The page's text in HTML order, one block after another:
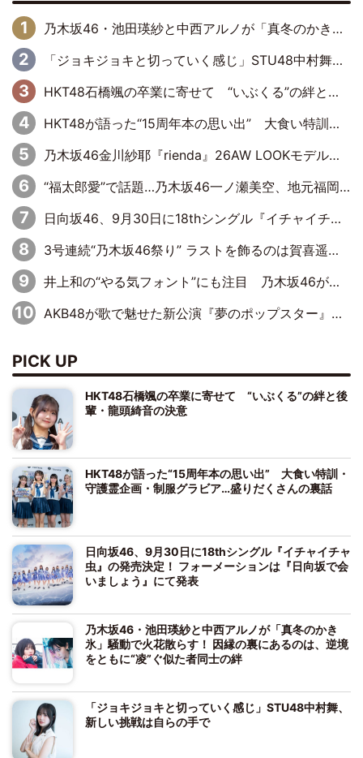
乃木坂46・池田瑛紗と中西アルノが「真冬のかき氷」騒動で火花散らす！ 因縁の裏にあるのは、逆境をともに“凌”ぐ似た者同士の絆
「ジョキジョキと切っていく感じ」STU48中村舞、新しい挑戦は自らの手で
HKT48石橋颯の卒業に寄せて “いぶくる”の絆と後輩・龍頭綺音の決意
HKT48が語った“15周年本の思い出” 大食い特訓・守護霊企画・制服グラビア…盛りだくさんの裏話
乃木坂46金川紗耶『rienda』26AW LOOKモデルに就任
“福太郎愛”で話題…乃木坂46一ノ瀬美空、地元福岡『めんべい25周年トップサポーター』に就任
日向坂46、9月30日に18thシングル『イチャイチャ虫』の発売決定！ フォーメーションは『日向坂で会いましょう』にて発表
3号連続“乃木坂46祭り” ラストを飾るのは賀喜遥香…5年ぶりの登場に「5年分大人になった私を見ていただけたら」
井上和の“やる気フォント”にも注目 乃木坂46が挑んだ書道パフォーマンスの舞台裏
AKB48が歌で魅せた新公演『夢のポップスター』 初日から全身全霊のステージ
PICK UP
HKT48石橋颯の卒業に寄せて “いぶくる”の絆と後
輩・龍頭綺音の決意
HKT48が語った“15周年本の思い出” 大食い特訓・
守護霊企画・制服グラビア…盛りだくさんの裏話
日向坂46、9月30日に18thシングル『イチャイチャ
虫』の発売決定！ フォーメーションは『日向坂で会
いましょう』にて発表
乃木坂46・池田瑛紗と中西アルノが「真冬のかき
氷」騒動で火花散らす！ 因縁の裏にあるのは、逆境
をともに“凌”ぐ似た者同士の絆
「ジョキジョキと切っていく感じ」STU48中村舞、
新しい挑戦は自らの手で